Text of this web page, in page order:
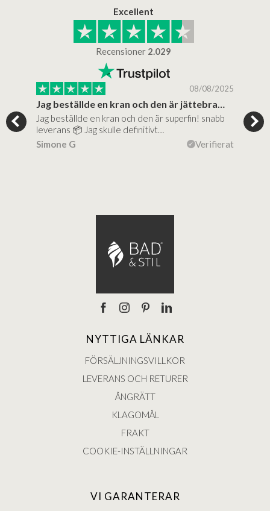
Excellent
Recensioner 2.029
08/08/2025
Jag beställde en kran och den är jättebra…
Jag beställde en kran och den är superfin! snabb
leverans 📦 Jag skulle definitivt…
Simone G
Verifierat
NYTTIGA LÄNKAR
FÖRSÄLJNINGSVILLKOR
LEVERANS OCH RETURER
ÅNGRÄTT
KLAGOMÅL
FRAKT
COOKIE-INSTÄLLNINGAR
VI GARANTERAR